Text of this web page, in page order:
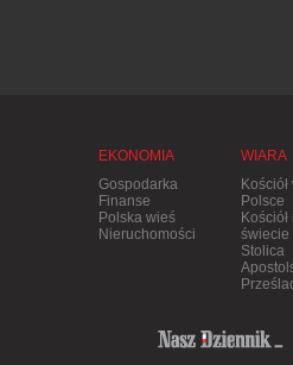
EKONOMIA
Gospodarka
Finanse
Polska wieś
Nieruchomości
WIARA
Kościół
Polsce
Kościół
świecie
Stolica